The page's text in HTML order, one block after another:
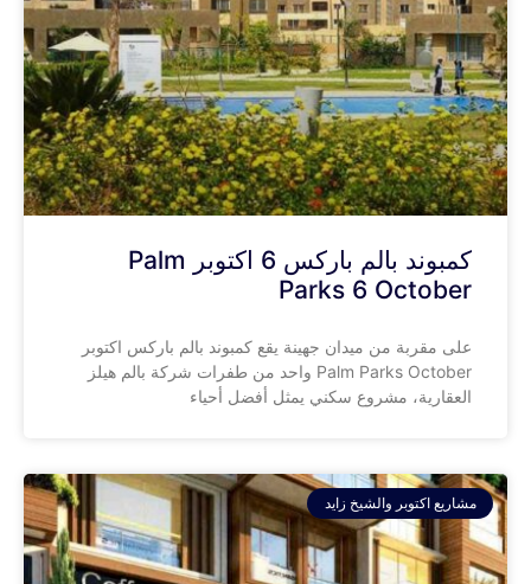
كمبوند بالم باركس 6 اكتوبر Palm
Parks 6 October
على مقربة من ميدان جهينة يقع كمبوند بالم باركس اكتوبر
Palm Parks October واحد من طفرات شركة بالم هيلز
العقارية، مشروع سكني يمثل أفضل أحياء
مشاريع اكتوبر والشيخ زايد